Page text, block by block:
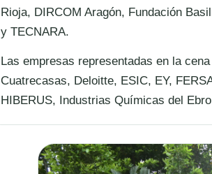
Rioja, DIRCOM Aragón, Fundación
y TECNARA.
Las empresas representadas en la
Cuatrecasas, Deloitte, ESIC, EY,
HIBERUS, Industrias Químicas del